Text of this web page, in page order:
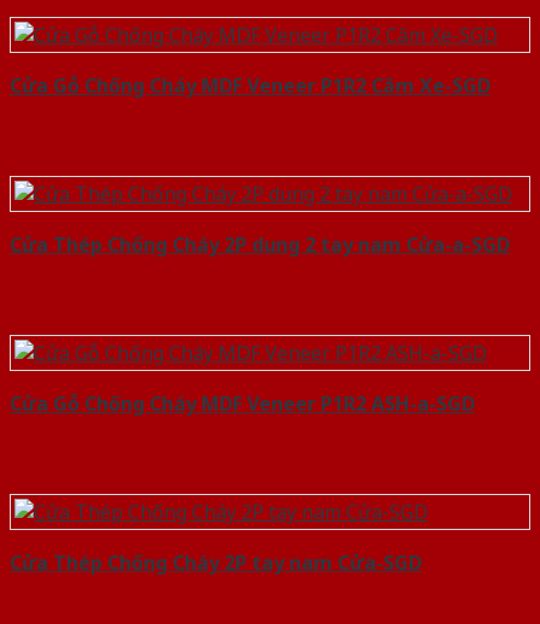
Cửa Gỗ Chống Cháy MDF Veneer P1R2 Căm Xe-SGD
Cửa Thép Chống Cháy 2P dung 2 tay nam Cửa-a-SGD
Cửa Gỗ Chống Cháy MDF Veneer P1R2 ASH-a-SGD
Cửa Thép Chống Cháy 2P tay nam Cửa-SGD